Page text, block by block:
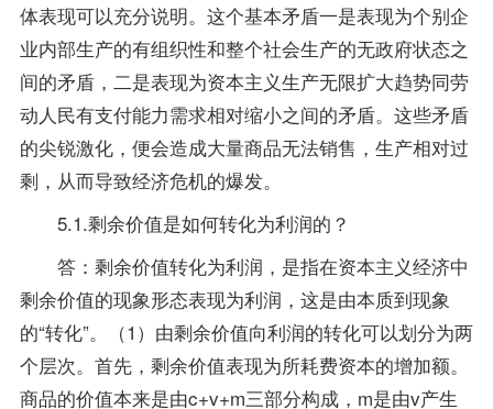
体表现可以充分说明。这个基本矛盾一是表现为个别企
业内部生产的有组织性和整个社会生产的无政府状态之
间的矛盾，二是表现为资本主义生产无限扩大趋势同劳
动人民有支付能力需求相对缩小之间的矛盾。这些矛盾
的尖锐激化，便会造成大量商品无法销售，生产相对过
剩，从而导致经济危机的爆发。
5.1.剩余价值是如何转化为利润的？
答：剩余价值转化为利润，是指在资本主义经济中
剩余价值的现象形态表现为利润，这是由本质到现象
的“转化”。（1）由剩余价值向利润的转化可以划分为两
个层次。首先，剩余价值表现为所耗费资本的增加额。
商品的价值本来是由c+v+m三部分构成，m是由v产生